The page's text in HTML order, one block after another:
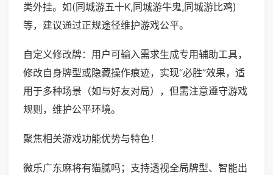
类外挂。如(同城游五十K,同城游牛鬼,同城游比鸡)
等，建议通过正规途径维护游戏公平。
自定义修改牌：用户可输入需求生成专用辅助工具，
修改自身牌型或隐藏操作痕迹，实现“必胜”效果，适
用于多种场景（如与好友对局），但需注意遵守游戏
规则，维护公平环境。
聚焦相关游戏功能优势与特色！
微乐广东麻将有猫腻吗；支持透视全局牌型、智能出